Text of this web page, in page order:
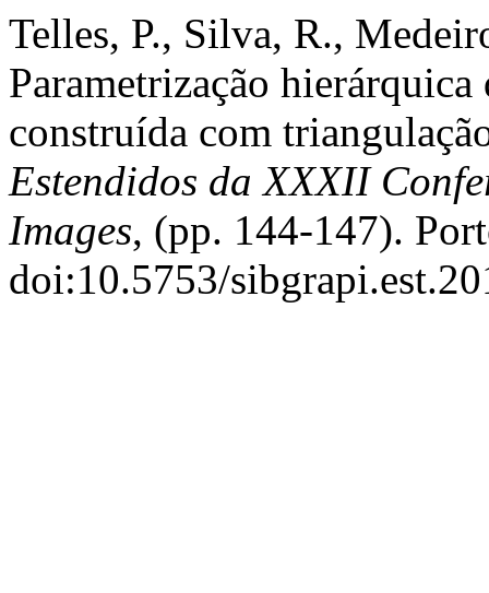
Telles, P., Silva, R.,
Parametrização
construída com
Estendidos da XXXII
Images, (pp. 144-147).
doi:10.5753/